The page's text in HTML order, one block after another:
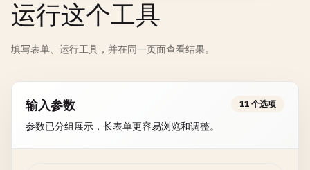
运行这个工具
填写表单、运行工具，并在同一页面查看结果。
输入参数
参数已分组展示，长表单更容易浏览和调整。
11 个选项